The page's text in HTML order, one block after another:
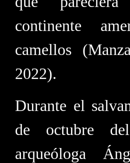
continente
camellos
2022).
Durante el
de octubre
arqueóloga